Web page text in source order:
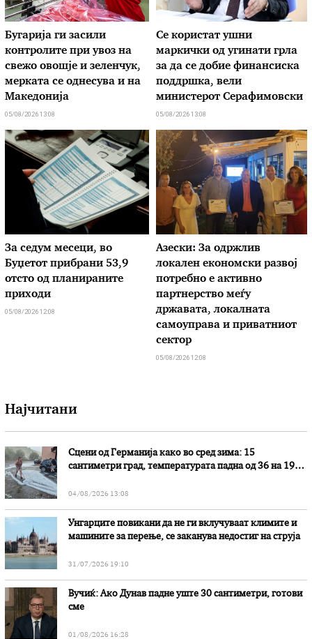
Бугарија ги засили
контролите при увоз на
свежо овошје и зеленчук,
мерката се однесува и на
Македонија
05/08/2026 13:08
Се користат ушни
маркички од угинати грла
за да се добие финансиска
поддршка, вели
министерот Серафимовски
05/08/2026 13:08
За седум месеци, во
Буџетот прибрани 53,9
отсто од планираните
приходи
05/08/2026 12:08
Азески: За одржлив
локален економски развој
потребно е активно
партнерство меѓу
државата, локалната
самоуправа и приватниот
сектор
05/08/2026 12:08
Најчитани
Сцени од Германија како во сред зима: 15
сантиметри град, температурата падна од 36 на 19
04/08/2026 13:08
Унгарците повикани да не ги вклучуваат климите и
машините за перење, се заканува недостиг на струја
31/07/2026 19:10
Вучиќ: Ако Дунав падне уште 30 сантиметри, готови
сме
01/08/2026 16:28